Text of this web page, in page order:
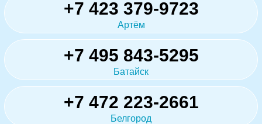
+7 423 379-9723
Артём
+7 495 843-5295
Батайск
+7 472 223-2661
Белгород